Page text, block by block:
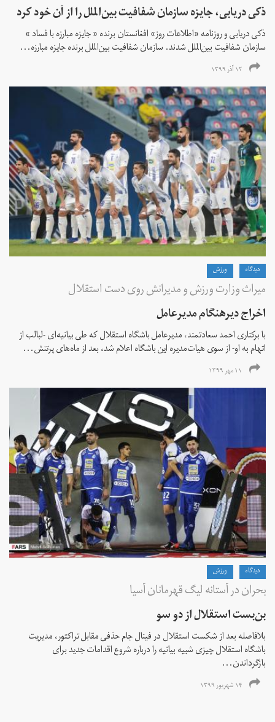
ذکی دریابی، جایزه سازمان شفافیت بین‌الملل را از آن خود کرد
ذکی دریابی و روزنامه «اطلاعات‌ روز» افغانستان برنده « جایزه مبارزه با فساد »
سازمان شفافیت بین‌الملل شدند. سازمان شفافیت بین‌الملل برنده جایزه مبارزه...
۱۲ آذر ۱۳۹۹
دیدگاه ورزش
میراث وزارت ورزش و مدیرانش روی دست استقلال
اخراج دیرهنگام مدیرعامل
با برکناری احمد سعادتمند، مدیرعامل باشگاه استقلال که طی بیانیه‌ای -لبالب از
اتهام به او- از سوی هیات‌مدیره این باشگاه اعلام شد، بعد از ماه‌های پرتنش...
۱۱ مهر ۱۳۹۹
دیدگاه ورزش
بحران در آستانه لیگ قهرمانان آسیا
بن‌بست استقلال از دو سو
بلافاصله بعد از شکست استقلال در فینال جام حذفی مقابل تراکتور، مدیریت
باشگاه استقلال چیزی شبیه بیانیه را درباره شروع اقدامات جدید برای
بازگرداندن...
۱۴ شهریور ۱۳۹۹